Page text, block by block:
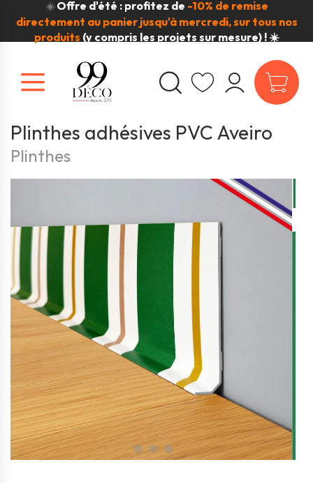
☀️ Offre d'été : profitez de -10% de remise
directement au panier jusqu'à mercredi, sur tous nos
produits (y compris les projets sur mesure) ! ☀️
Plinthes adhésives PVC Aveiro
Plinthes